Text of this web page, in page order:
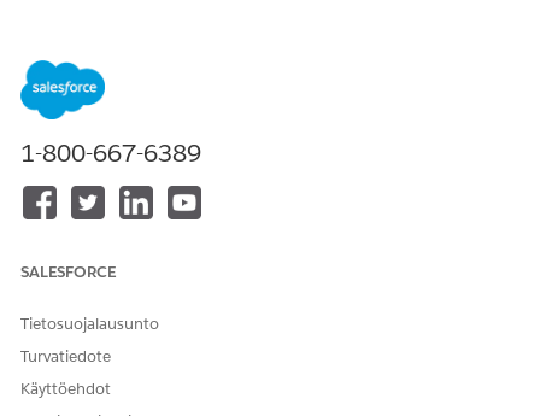
Tämä malli luo palvelupyyntötietueen, joka kerää tärkeitä
käyttäjätietoja tarkan ja tarkastettavan täydennyksen
varmistamiseksi. Tarkasta, mitä malli sisältää.
Tämän mallin vastaanottolomake kerää työntekijältä
Sovelluksen nimi: Sen sovelluksen nimi, jonka
Liiketoiminnan perustelut: Sovelluksen
käyttöoikeuspyynnön liiketoimintaperuste.
Käyttöoikeuden kesto: Kuinka kauan työntekijä tarvitsee
1-800-667-6389
SALESFORCE
Tietosuojalausunto
Turvatiedote
Käyttöehdot